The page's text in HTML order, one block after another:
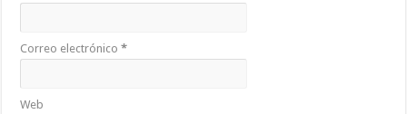
Correo electrónico*
Web